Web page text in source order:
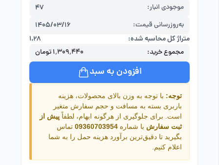
موجودی انبار: 47
به‌روزرسانی قیمت:
1405/03/16
متراژ کل محاسبه شده:
۱,۲۸
مجموع خرید: ۱٬۳۰۹٬۴۴۰ تومان
افزودن به سبد
توجه: با توجه به وزن بالای محصولات، هزینه
باربری بسته به مسافت و حجم سفارش متغیر
است. برای جلوگیری از هرگونه ابهام، لطفاً پیش از
ثبت سفارش با شماره 09360703954 تماس
بگیرید تا دقیق‌ترین برآورد هزینه حمل را به شما
اعلام کنیم.